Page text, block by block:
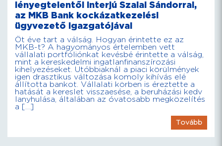
lényegtelentől interjú Szalai Sándorral,
az MKB Bank kockázatkezelési
ügyvezető igazgatójával
Öt éve tart a válság. Hogyan érintette ez az
MKB-t? A hagyományos értelemben vett
vállalati portfóliónkat kevésbé érintette a válság,
mint a kereskedelmi ingatlanfinanszírozási
kihelyezéseket. Utóbbiaknál a piaci körülmények
igen drasztikus változása komoly kihívás elé
állította bankot. Vállalati körben is éreztette a
hatását a kereslet visszaesése, a beruházási kedv
lanyhulása, általában az óvatosabb megközelítés
a […]
Tovább